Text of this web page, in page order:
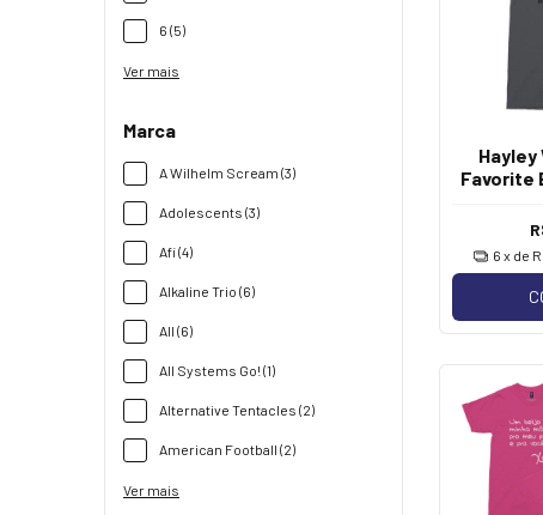
6 (5)
Ver mais
Marca
A Wilhelm Scream (3)
Adolescents (3)
Afi (4)
Alkaline Trio (6)
All (6)
All Systems Go! (1)
Alternative Tentacles (2)
American Football (2)
Ver mais
Hayley
Favorite
6 x de